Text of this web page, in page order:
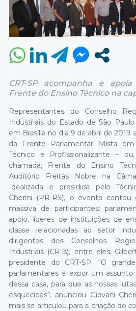
CRT-SP acompanha e
Frente do Ensino Técnico na
Representantes do Conselho
Industriais do Estado de São Paulo
em Brasília no dia 9 de abril de 2019
da Frente Parlamentar Mista
Técnico e Profissionalizante –
chamada, Frente do Ensino
Auditório Freitas Nobre na
Idealizada e presidida pelo
Cherini (PR-RS), o evento contou
massiva de participantes:
apoio, líderes de instituições de
classe relacionadas ao setor
dirigentes dos Conselhos
Industriais (CRTs); entre eles,
presidente do CRT-SP. “O
parlamentares é expor um
dessa casa, para que as nossas
esquecidas”, anunciou Giovani
mais se articulou para a criação do